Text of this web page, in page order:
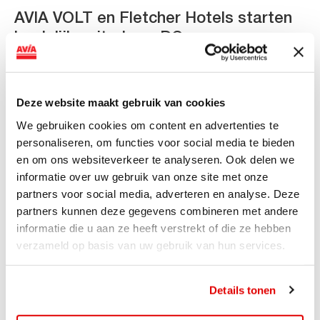
Deze website maakt gebruik van cookies
We gebruiken cookies om content en advertenties te
personaliseren, om functies voor social media te bieden
en om ons websiteverkeer te analyseren. Ook delen we
informatie over uw gebruik van onze site met onze
partners voor social media, adverteren en analyse. Deze
partners kunnen deze gegevens combineren met andere
informatie die u aan ze heeft verstrekt of die ze hebben
verzameld op basis van uw gebruik van hun services.
Details tonen
AVIA VOLT en Fletcher Hotels starten
snellaadinfrastructuur
van DC-snellaadinfrastructuur AVIA VOLT en...
Lees verder